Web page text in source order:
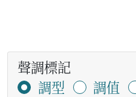
聲調標記
調型
調值